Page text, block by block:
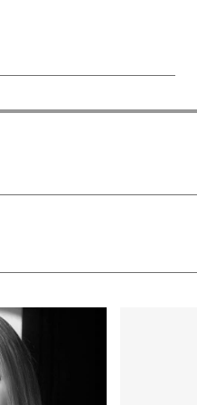
είναι «το πρόβλημα»
αγνοείς
Τι είναι η
Δανάη Δεληγεώργη απαντά!
Συγχαρητήρια, Πέθανες!